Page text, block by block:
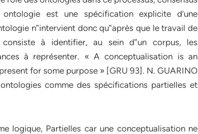
est une spécification explicite d’une
n‟intervient donc qu‟après que le travail de
à identifier, au sein d‟un corpus, les
à représenter. « A conceptualisation is an
for some purpose » [GRU 93]. N. GUARINO
comme des spécifications partielles et
logique, Partielles car une conceptualisation ne